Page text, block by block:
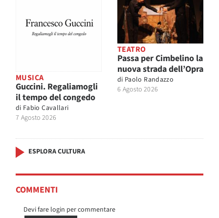
MUSICA
Guccini. Regaliamogli
il tempo del congedo
di Fabio Cavallari
7 Agosto 2026
TEATRO
Passa per Cimbelino la
nuova strada dell’Opra
di Paolo Randazzo
6 Agosto 2026
ESPLORA CULTURA
COMMENTI
Devi fare login per commentare